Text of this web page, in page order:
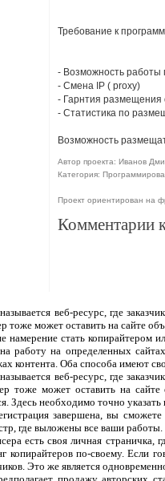
Требование к
- Возможность работы
- Смена IP ( proxy)
- Гарнтия размещения
- Статистика по
Возможность
Автор проекта: Иванов
Категория:
Проект ориентирован на
Комментарии
веб-ресурс, где
тоже может оставить на сайте
намерение стать копирайтером
работу на определенных
контента. Оба способа имеют
веб-ресурс, где
тоже может оставить на
Здесь необходимо точно
завершена, вы
где выложены все ваши
есть своя личная
копирайтеров по-своему. Если
Это же является